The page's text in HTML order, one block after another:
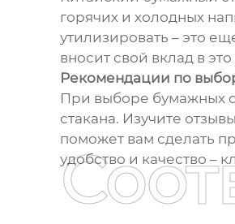
горячих и холодных
утилизировать – это
вносит свой вклад в
Рекомендации по
При выборе бумажных
стакана. Изучите
поможет вам сделать
удобство и качество –